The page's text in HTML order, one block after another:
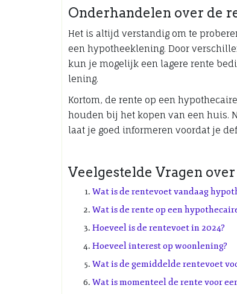
Onderhandelen over de
Het is altijd verstandig om te
een hypotheeklening. Door
kun je mogelijk een lagere rente
lening.
Kortom, de rente op een
houden bij het kopen van een huis.
laat je goed informeren voordat je
Veelgestelde Vragen
Wat is de rentevoet vandaag
Wat is de rente op een
Hoeveel is de rentevoet in 2024?
Hoeveel interest op woonlening?
Wat is de gemiddelde rentevoet
Wat is momenteel de rente voor